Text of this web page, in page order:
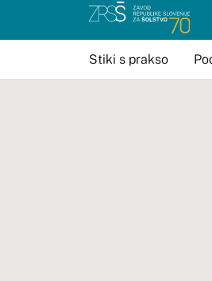
Stiki s prakso